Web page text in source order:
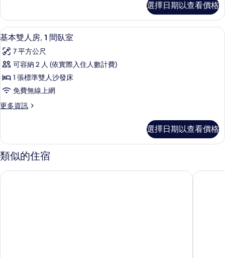
臥
室
的
所
有
相
片
套
房,
1
臥
室
詳
情
選擇日期以查看價格
顯
示
基
本
雙
房,
間
臥
室
的
基本雙人房, 1 間臥室 | 1 間臥室、折
10
基本雙人房, 1 間臥室
7 平方公尺
可容納 2 人 (依實際入住人數計費)
1 張標準雙人沙發床
免費無線上網
更多資訊
更
雙
人
房,
間
選擇日期以查看價格
類似的住宿
Traveler Station R15 旅人小棧 世奇商旅